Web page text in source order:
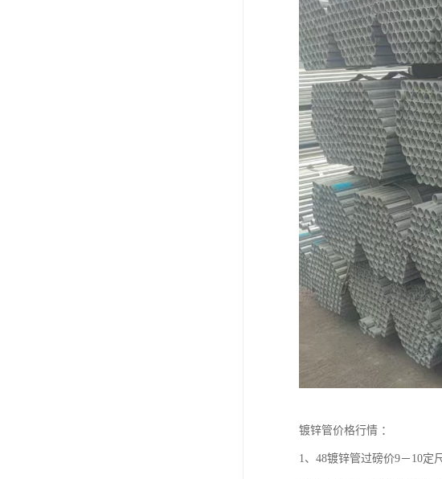
镀锌管价格行情 ：
1、48镀锌管过磅价9－10定